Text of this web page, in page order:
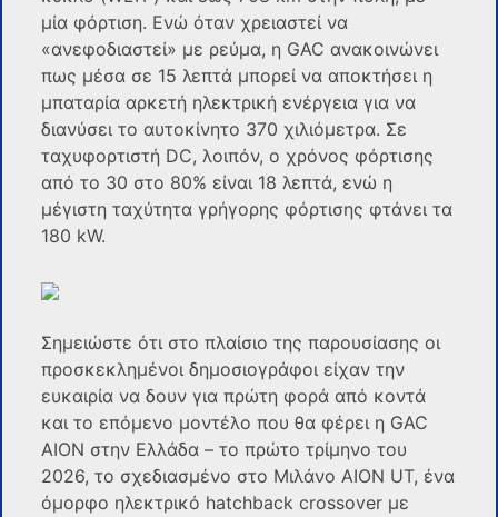
μία φόρτιση. Ενώ όταν χρειαστεί να
«ανεφοδιαστεί» με ρεύμα, η GAC ανακοινώνει
πως μέσα σε 15 λεπτά μπορεί να αποκτήσει η
μπαταρία αρκετή ηλεκτρική ενέργεια για να
διανύσει το αυτοκίνητο 370 χιλιόμετρα. Σε
ταχυφορτιστή DC, λοιπόν, ο χρόνος φόρτισης
από το 30 στο 80% είναι 18 λεπτά, ενώ η
μέγιστη ταχύτητα γρήγορης φόρτισης φτάνει τα
180 kW.
Σημειώστε ότι στο πλαίσιο της παρουσίασης οι
προσκεκλημένοι δημοσιογράφοι είχαν την
ευκαιρία να δουν για πρώτη φορά από κοντά
και το επόμενο μοντέλο που θα φέρει η GAC
AION στην Ελλάδα – το πρώτο τρίμηνο του
2026, το σχεδιασμένο στο Μιλάνο AION UT, ένα
όμορφο ηλεκτρικό hatchback crossover με